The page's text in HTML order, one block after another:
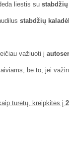
liestis su
stabdžių
važiuoti į
be to, jei
turėtų, kreipkitės į